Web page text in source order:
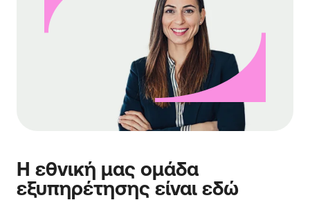
Η εθνική μας ομάδα
εξυπηρέτησης είναι εδώ